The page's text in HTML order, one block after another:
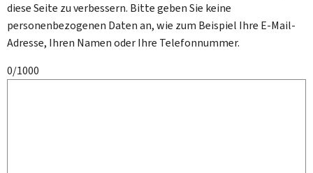
diese Seite zu verbessern. Bitte geben Sie keine
personenbezogenen Daten an, wie zum Beispiel Ihre E-Mail-
Adresse, Ihren Namen oder Ihre Telefonnummer.
0/1000